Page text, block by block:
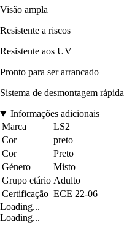
Visão ampla
Resistente a riscos
Resistente aos UV
Pronto para ser arrancado
Sistema de desmontagem rápida
Informações adicionais
Marca
LS2
Cor
preto
Cor
Preto
Género
Misto
Grupo etário Adulto
Certificação ECE 22-06
Loading...
Loading...